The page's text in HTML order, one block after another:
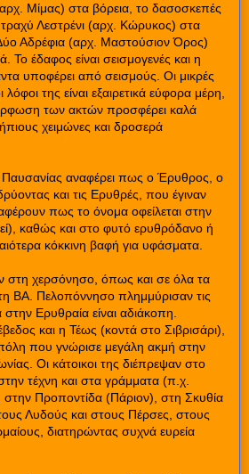
Mίμας) στα βόρεια, το δασοσκεπές
τραχύ Λεστρένι (αρχ. Κώρυκος) στα
Δύο Αδρέφια (αρχ. Μαστούσιον Όρος)
Το έδαφος είναι σεισμογενές και η
υποφέρει από σεισμούς. Οι μικρές
λόφοι της είναι εξαιρετικά εύφορα μέρη,
των ακτών προσφέρει καλά
ήπιους χειμώνες και δροσερά
αναφέρει πως ο Έρυθρος, ο
και τις Ερυθρές, που έγιναν
πως το όνομα οφείλεται στην
καθώς και στο φυτό ερυθρόδανο ή
κόκκινη βαφή για υφάσματα.
στη χερσόνησο, όπως και σε όλα τα
τη ΒΑ. Πελοπόννησο πλημμύρισαν τις
Ερυθραία είναι αδιάκοπη.
και η Τέως (κοντά στο Σιβρισάρι),
που γνώρισε μεγάλη ακμή στην
Οι κάτοικοι της διέπρεψαν στο
τέχνη και στα γράμματα (π.χ.
Προποντίδα (Πάριον), στη Σκυθία
Λυδούς και στους Πέρσες, στους
διατηρώντας συχνά ευρεία